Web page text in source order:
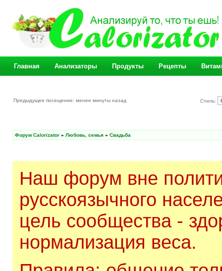
Главная Анализаторы Продукты Рецепты
Предыдущее посещение: менее минуты назад Стиль:
Форум Calorizator » Любовь, семья » Свадьба
Наш форум вне
русскоязычного
цель сообщества -
нормализация веса.